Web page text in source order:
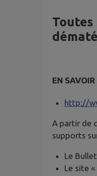
EN
http://
A partir de
supports
Le
Le site